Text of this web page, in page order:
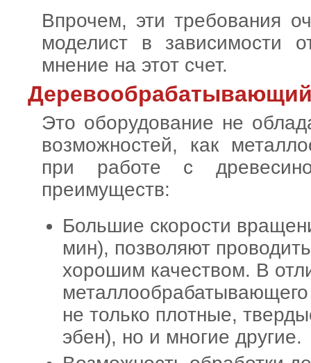
Впрочем, эти требования
моделист в зависимости
мнение на этот счет.
Деревообрабатывающий
Это оборудование не
возможностей, как
при работе с
преимуществ:
Большие скорости
мин), позволяют
хорошим качеством. В
не только плотные,
эбен), но и многие другие.